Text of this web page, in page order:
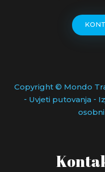
Copyright © Mondo
- Uvjeti putovanja-